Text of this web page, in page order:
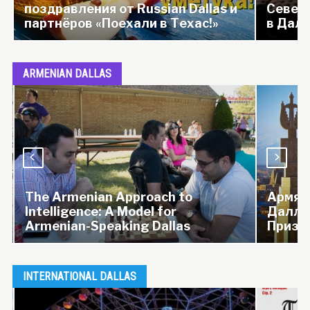
поздравления от Russian Dallas и
партнёров «Поехали в Техас!»
в
ARMENIAN DALLAS
The Armenian Approach to
Intelligence: A Model for
Armenian-Speaking Dallas
INTERNATIONAL DALLAS